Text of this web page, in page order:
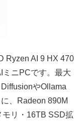
Ryzen AI 9 HX 470
ミニPCです。最大
やOllama
、Radeon 890M
モリ・16TB SSD拡